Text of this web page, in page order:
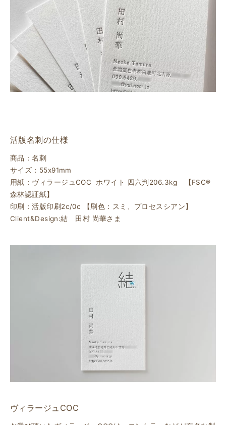
活版名刺の仕様
商品：名刺
サイズ：55x91mm
用紙：ヴィラージュCOC ホワイト 四六判206.3kg 【FSC®
森林認証紙】
印刷：活版印刷2c/0c 【刷色：スミ、プロセスシアン】
Client&Design:結 田村 尚華さま
ヴィラージュCOC